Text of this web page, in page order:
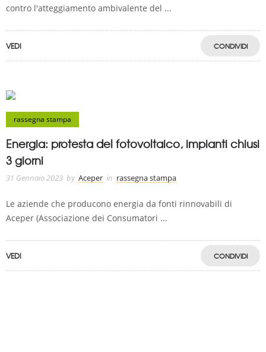
contro l'atteggiamento ambivalente del ...
VEDI CONDIVIDI
rassegna stampa
Energia: protesta del fotovoltaico, impianti chiusi
3 giorni
31 Gennaio 2023 by Aceper in rassegna stampa
Le aziende che producono energia da fonti rinnovabili di
Aceper (Associazione dei Consumatori ...
VEDI CONDIVIDI